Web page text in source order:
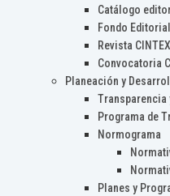
Catálogo
Fondo
Revista CINTEX
Convocatoria
Planeación y
Transparencia
Programa de
Normograma
Planes y